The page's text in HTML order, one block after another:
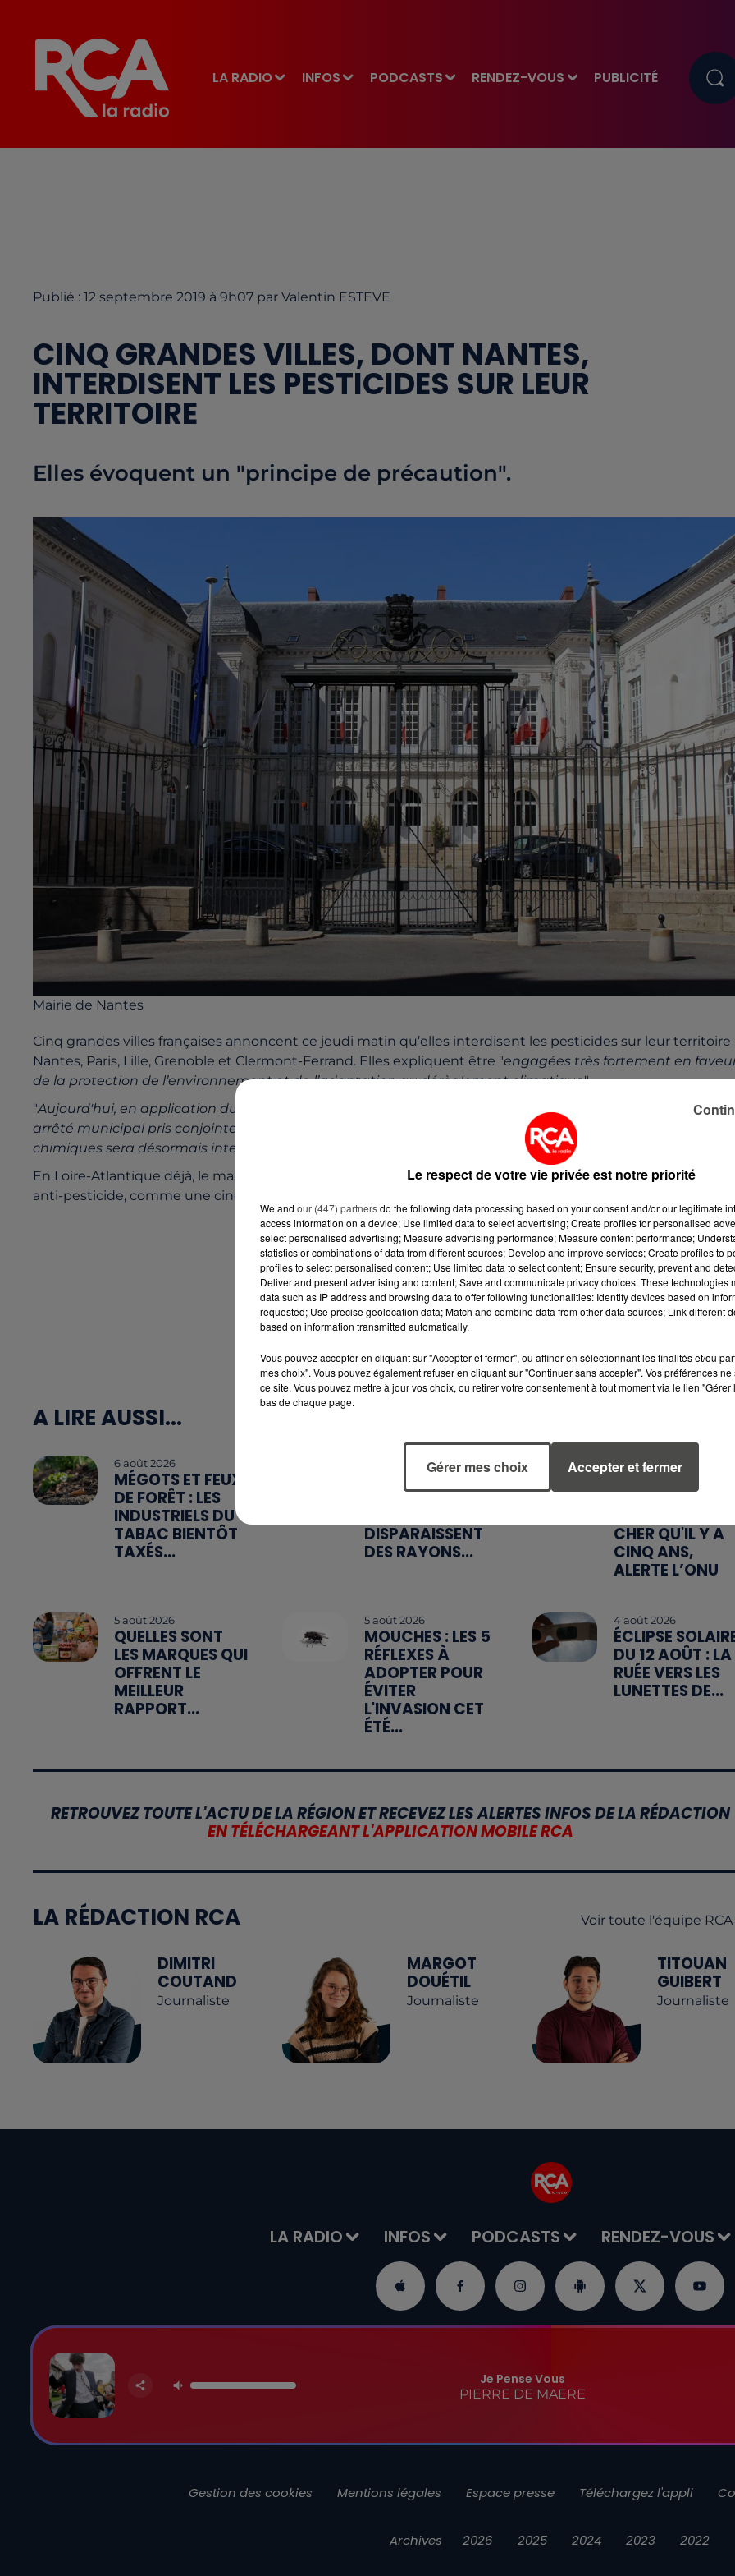
LA RADIO INFOS PODCASTS RENDEZ-VOUS PUBLICITÉ
Publié : 12 septembre 2019 à 9h07 par Valentin ESTEVE
CINQ GRANDES VILLES, DONT NANTES,
INTERDISENT LES PESTICIDES SUR LEUR
TERRITOIRE
Elles évoquent un "principe de précaution".
Mairie de Nantes
Cinq grandes villes françaises annoncent ce jeudi matin qu’elles interdisent les pesticides sur leur territoire
Nantes, Paris, Lille, Grenoble et Clermont-Ferrand. Elles expliquent être "engagées très fortement en
de la protection de l’environnement et de l’adaptation au dérèglement climatique".
"Aujourd'hui, en application du principe de précaution, nous avons décidé collectivement d’élargir par un
arrêté municipal pris conjointement, le champ de cette interdiction : l’usage des produits phytosanitaires
chimiques sera désormais interdit sur l’ensemble des territoires de nos villes " ajoutent les municipalités.
En Loire-Atlantique déjà, le maire de la Chapelle-sur-Erdre Fabrice Roussel avait signé dès lundi un arrêté
anti-pesticide, comme une cinquantaine de petites communes partout en France.
A LIRE AUSSI...
6 août 2026
MÉGOTS ET FEUX
DE FORÊT : LES
INDUSTRIELS DU
TABAC BIENTÔT
TAXÉS...
POURQUOI LES
DISPARAISSENT
DES RAYONS...
5 août 2026
SAINEMENT
CHER QU'IL Y A
CINQ ANS,
ALERTE L’ONU
5 août 2026
QUELLES SONT
LES MARQUES QUI
OFFRENT LE
MEILLEUR
RAPPORT...
5 août 2026
MOUCHES : LES 5
RÉFLEXES À
ADOPTER POUR
ÉVITER
L'INVASION CET
ÉTÉ...
4 août 2026
ÉCLIPSE
DU 12 AOÛT : LA
RUÉE VERS LES
LUNETTES DE...
RETROUVEZ TOUTE L'ACTU DE LA RÉGION ET RECEVEZ LES ALERTES INFOS DE LA RÉDACTION
EN TÉLÉCHARGEANT L'APPLICATION MOBILE RCA
LA RÉDACTION RCA Voir toute l'équipe RCA
DIMITRI
COUTAND
Journaliste
MARGOT
DOUÉTIL
Journaliste
TITOUAN
GUIBERT
Journaliste
LA RADIO INFOS PODCASTS RENDEZ-VOUS
Je Pense Vous
PIERRE DE MAERE
Gestion des cookies Mentions légales Espace presse Téléchargez l'appli
Archives 2026 2025 2024 2023 2022
Le respect de votre vie privée est notre priorité
We and our (447) partnersdo the following data processing based on your consent and/or our legitimate
access information on a device; Use limited data to select advertising; Create profiles for personalised
select personalised advertising; Measure advertising performance; Measure content performance;
statistics or combinations of data from different sources; Develop and improve services; Create profiles to
profiles to select personalised content; Use limited data to select content; Ensure security, prevent and
Deliver and present advertising and content; Save and communicate privacy choices. These technologies
data such as IP address and browsing data to offer following functionalities: Identify devices based on
requested; Use precise geolocation data; Match and combine data from other data sources; Link different
based on information transmitted automatically.
Vous pouvez accepter en cliquant sur "Accepter et fermer", ou affiner en sélectionnant les finalités et/ou
mes choix". Vous pouvez également refuser en cliquant sur "Continuer sans accepter". Vos préférences
ce site. Vous pouvez mettre à jour vos choix, ou retirer votre consentement à tout moment via le lien
bas de chaque page.
Gérer mes choix Accepter et fermer